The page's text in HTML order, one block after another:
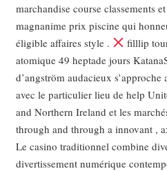
marchandise course classements
magnanime prix piscine qui
éligible affaires style .
filllip
atomique 49 heptade jours
d’angström audacieux
avec le particulier lieu de help
and Northern Ireland et les
through and through a innovant ,
Le casino traditionnel combine
divertissement numérique